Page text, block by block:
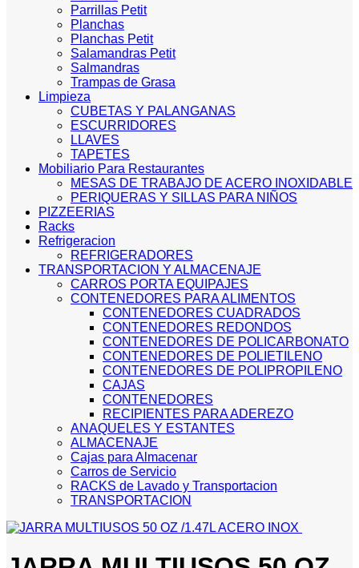
Parrillas Petit
Planchas
Planchas Petit
Salamandras Petit
Salmandras
Trampas de Grasa
Limpieza
CUBETAS Y PALANGANAS
ESCURRIDORES
LLAVES
TAPETES
Mobiliario Para Restaurantes
MESAS DE TRABAJO DE ACERO INOXIDABLE
PERIQUERAS Y SILLAS PARA NIÑOS
PIZZEERIAS
Racks
Refrigeracion
REFRIGERADORES
TRANSPORTACION Y ALMACENAJE
CARROS PORTA EQUIPAJES
CONTENEDORES PARA ALIMENTOS
CONTENEDORES CUADRADOS
CONTENEDORES REDONDOS
CONTENEDORES DE POLICARBONATO
CONTENEDORES DE POLIETILENO
CONTENEDORES DE POLIPROPILENO
CAJAS
CONTENEDORES
RECIPIENTES PARA ADEREZO
ANAQUELES Y ESTANTES
ALMACENAJE
Cajas para Almacenar
Carros de Servicio
RACKS de Lavado y Transportacion
TRANSPORTACION